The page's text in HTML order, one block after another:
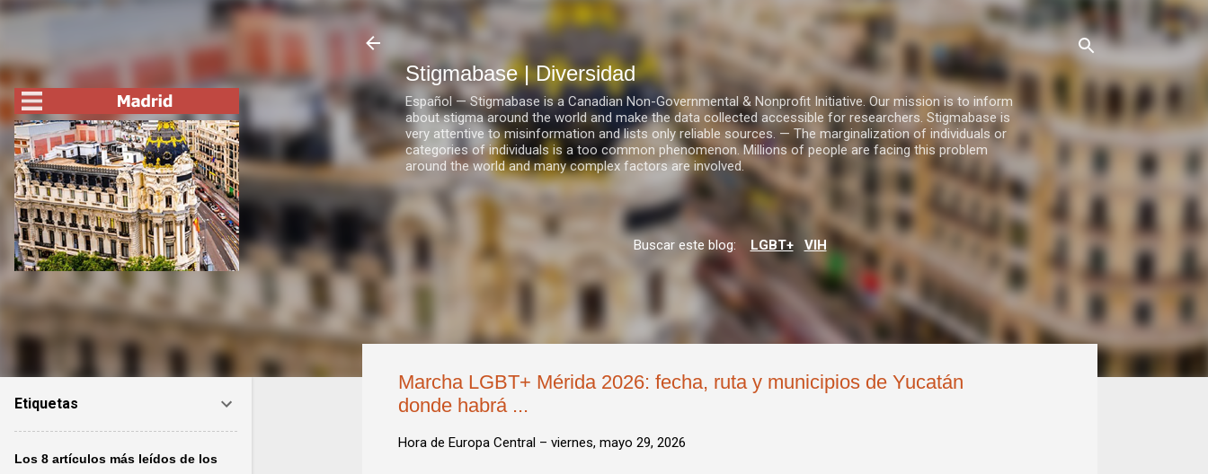
Ir al contenido principal
Stigmabase | Diversidad
Español — Stigmabase is a Canadian Non-Governmental & Nonprofit Initiative. Our mission is to inform
about stigma around the world and make the data collected accessible for researchers. Stigmabase is
very attentive to misinformation and lists only reliable sources. — The marginalization of individuals or
categories of individuals is a too common phenomenon. Millions of people are facing this problem
around the world and many complex factors are involved.
Buscar este blog: LGBT+ VIH
Marcha LGBT+ Mérida 2026: fecha, ruta y municipios de Yucatán
donde habrá ...
Hora de Europa Central – viernes, mayo 29, 2026
Etiquetas
Los 8 artículos más leídos de los